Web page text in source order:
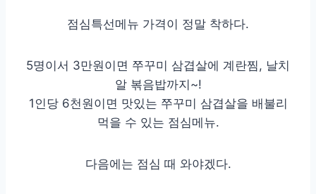
점심특선메뉴 가격이 정말 착하다.
5명이서 3만원이면 쭈꾸미 삼겹살에 계란찜, 날치
알 볶음밥까지~!
1인당 6천원이면 맛있는 쭈꾸미 삼겹살을 배불리
먹을 수 있는 점심메뉴.
다음에는 점심 때 와야겠다.